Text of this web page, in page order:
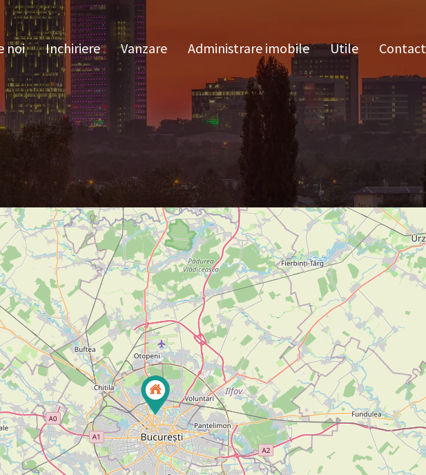
noi Inchiriere
noi
Inchiriere Vanzare Administrare imobile Utile Contact